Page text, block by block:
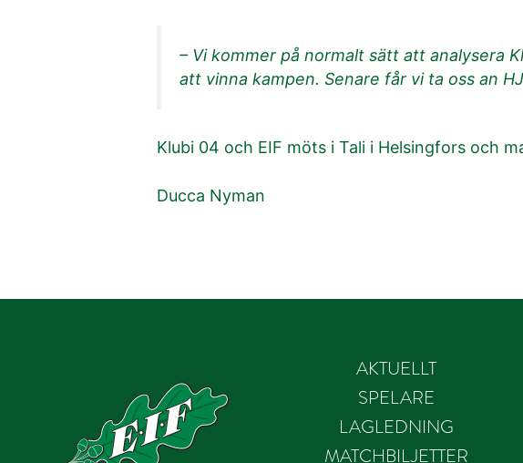
– Vi kommer på normalt sätt att analysera
att vinna kampen. Senare får vi ta oss an
Klubi 04 och EIF möts i Tali i Helsingfors och
Ducca Nyman
AKTUELLT
SPELARE
LAGLEDNING
MATCHBILJETTER